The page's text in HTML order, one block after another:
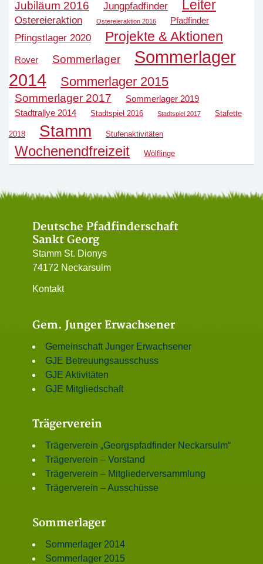
Jubiläum 2016 Jungpfadfinder Leiter
Ostereieraktion Ostereieraktion 2016 Pfadfinder
Pfingstlager 2020 Projekte & Aktionen
Rover Sommerlager
Sommerlager
2014
Sommerlager 2015
Sommerlager 2017
Sommerlager 2019
Stadtrallye 2014
Stadtspiel 2016 Stadtspiel 2017 Stafette
2018 Stamm Stufenaktivitäten
Wochenendfreizeit Wölflinge
Deutsche Pfadfinderschaft
Sankt Georg
Stamm St. Dionys
74172 Neckarsulm
Kontakt
Gem. Junger Erwachsener
Gemeinschaft Junger Erwachsener
GJE Betreuungsausschuss
GJE Aktivitäten
GJE Mitgliedschaft
Trägerverein
Trägerverein „Georgspfadfinder Neckarsulm“
Trägerverein – Vorstand
Trägerverein – Mitgliederversammlung
Trägerverein – Ausschüsse
Sommerlager
Sommerlager 2014
Sommerlager 2015